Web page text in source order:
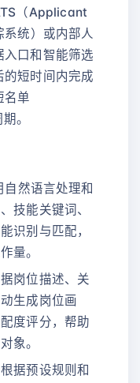
（Applicant
统）或内部人
口和智能筛选
短时间内完成
名单
。
自然语言处理和
技能关键词、
识别与匹配，
量。
岗位描述、关
生成岗位画
度评分，帮助
象。
据预设规则和